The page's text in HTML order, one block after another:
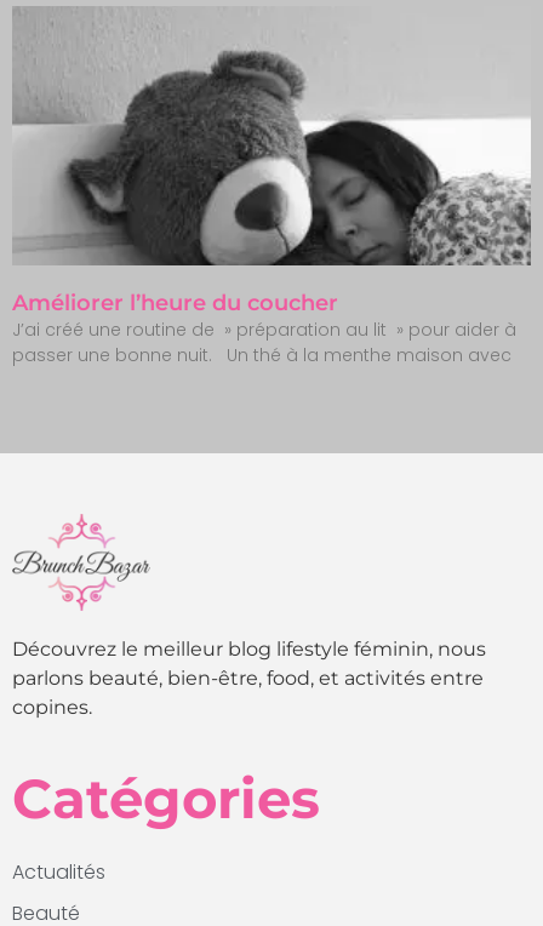
Améliorer l’heure du coucher
J’ai créé une routine de » préparation au lit » pour aider à
passer une bonne nuit. Un thé à la menthe maison avec
Découvrez le meilleur blog lifestyle féminin, nous
parlons beauté, bien-être, food, et activités entre
copines.
Catégories
Actualités
Beauté